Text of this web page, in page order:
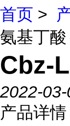
首页 >
氨基丁酸
Cbz-
2022-03-
产品详情